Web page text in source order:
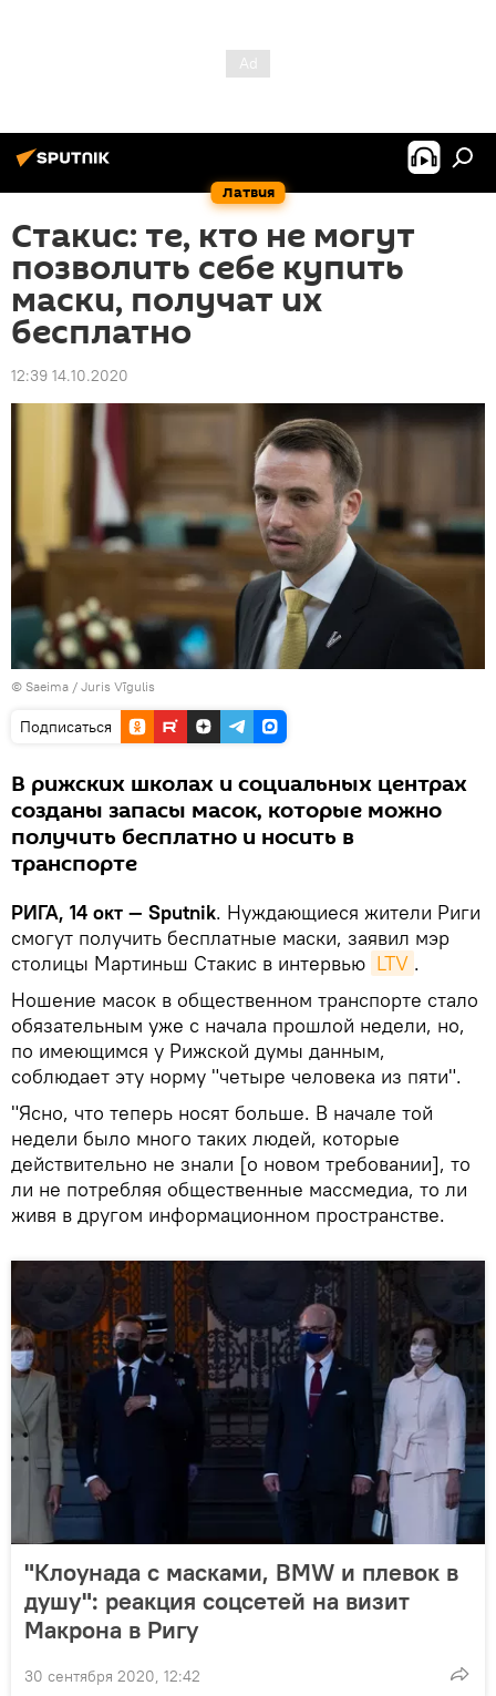
Латвия
Стакис: те, кто не могут
позволить себе купить
маски, получат их
бесплатно
12:39 14.10.2020
© Saeima / Juris Vīgulis
Подписаться
В рижских школах и социальных центрах
созданы запасы масок, которые можно
получить бесплатно и носить в
транспорте
РИГА, 14 окт — Sputnik. Нуждающиеся жители Риги
смогут получить бесплатные маски, заявил мэр
столицы Мартиньш Стакис в интервью LTV .
Ношение масок в общественном транспорте стало
обязательным уже с начала прошлой недели, но,
по имеющимся у Рижской думы данным,
соблюдает эту норму "четыре человека из пяти".
"Ясно, что теперь носят больше. В начале той
недели было много таких людей, которые
действительно не знали [о новом требовании], то
ли не потребляя общественные массмедиа, то ли
живя в другом информационном пространстве.
"Клоунада с масками, BMW и плевок в
душу": реакция соцсетей на визит
Макрона в Ригу
30 сентября 2020, 12:42